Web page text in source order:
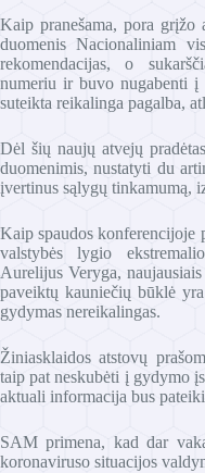
Kaip pranešama, pora grįžo
duomenis Nacionaliniam
rekomendacijas, o
numeriu ir buvo nugabenti
suteikta reikalinga pagalba,
Dėl šių naujų atvejų
duomenimis, nustatyti du
įvertinus sąlygų tinkamumą,
Kaip spaudos konferencijoje
valstybės lygio
Aurelijus Veryga,
paveiktų kauniečių būklė
gydymas nereikalingas.
Žiniasklaidos atstovų
taip pat neskubėti į gydymo
aktuali informacija bus
SAM primena, kad dar
koronaviruso situacijos